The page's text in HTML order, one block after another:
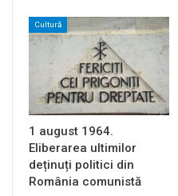
Cultură
1 august 1964.
Eliberarea ultimilor
deținuți politici din
România comunistă